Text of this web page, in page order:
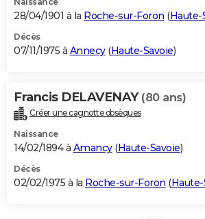
28/04/1901 à la Roche-sur-Foron (Haute-
Décès
07/11/1975 à Annecy(Haute-Savoie)
Francis DELAVENAY (80 ans)
Créer une cagnotte obsèques
Naissance
14/02/1894 à Amancy(Haute-Savoie)
Décès
02/02/1975 à la Roche-sur-Foron (Haute-